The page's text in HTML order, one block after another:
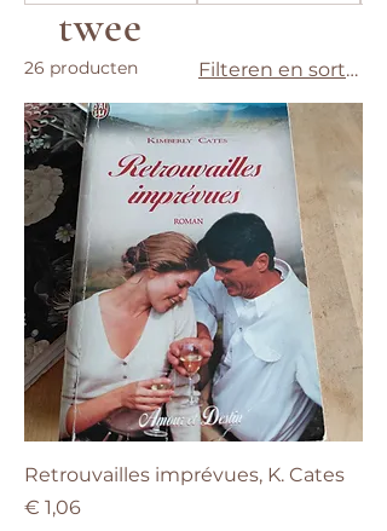
26 producten Filteren en sorteren
Retrouvailles imprévues, K. Cates
Prijs
€ 1,06
twee